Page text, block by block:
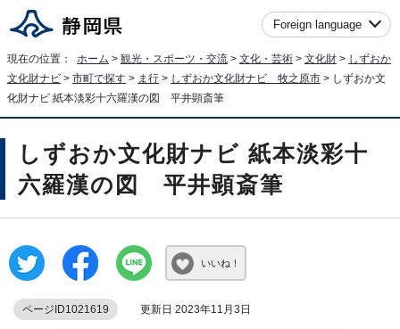
Foreign language
現在の位置： ホーム > 観光・スポーツ・交流 > 文化・芸術 > 文化財 > しずおか
文化財ナビ > 市町で探す > ま行 > しずおか文化財ナビ 牧之原市 > しずおか文
化財ナビ 紙本淡彩十六羅漢の図 平井顕斎筆
しずおか文化財ナビ 紙本淡彩十
六羅漢の図 平井顕斎筆
いいね！
ページID1021619 更新日 2023年11月3日